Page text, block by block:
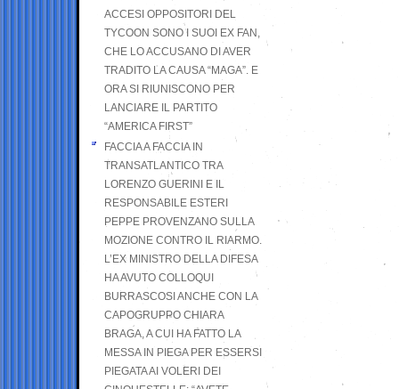
ACCESI OPPOSITORI DEL
TYCOON SONO I SUOI EX FAN,
CHE LO ACCUSANO DI AVER
TRADITO LA CAUSA “MAGA”. E
ORA SI RIUNISCONO PER
LANCIARE IL PARTITO
“AMERICA FIRST”
FACCIA A FACCIA IN
TRANSATLANTICO TRA
LORENZO GUERINI E IL
RESPONSABILE ESTERI
PEPPE PROVENZANO SULLA
MOZIONE CONTRO IL RIARMO.
L’EX MINISTRO DELLA DIFESA
HA AVUTO COLLOQUI
BURRASCOSI ANCHE CON LA
CAPOGRUPPO CHIARA
BRAGA, A CUI HA FATTO LA
MESSA IN PIEGA PER ESSERSI
PIEGATA AI VOLERI DEI